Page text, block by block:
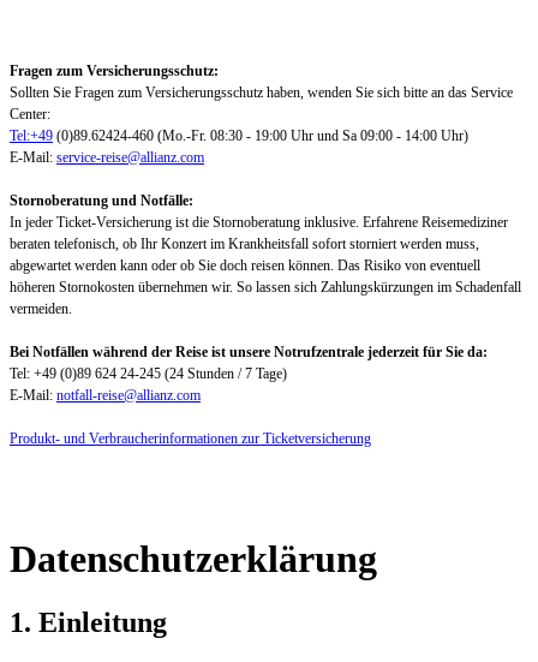
Fragen zum Versicherungsschutz:
Sollten Sie Fragen zum Versicherungsschutz haben, wenden Sie sich bitte an das Service
Center:
Tel:+49 (0)89.62424-460 (Mo.-Fr. 08:30 - 19:00 Uhr und Sa 09:00 - 14:00 Uhr)
E-Mail: service-reise@allianz.com
Stornoberatung und Notfälle:
In jeder Ticket-Versicherung ist die Stornoberatung inklusive. Erfahrene Reisemediziner
beraten telefonisch, ob Ihr Konzert im Krankheitsfall sofort storniert werden muss,
abgewartet werden kann oder ob Sie doch reisen können. Das Risiko von eventuell
höheren Stornokosten übernehmen wir. So lassen sich Zahlungskürzungen im Schadenfall
vermeiden.
Bei Notfällen während der Reise ist unsere Notrufzentrale jederzeit für Sie da:
Tel: +49 (0)89 624 24-245 (24 Stunden / 7 Tage)
E-Mail: notfall-reise@allianz.com
Produkt- und Verbraucherinformationen zur Ticketversicherung
Datenschutzerklärung
1. Einleitung